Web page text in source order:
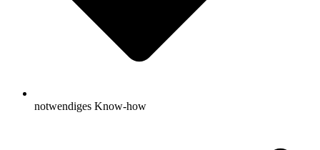
notwendiges Know-how